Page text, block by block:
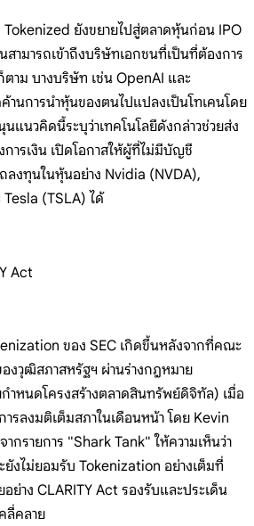
ยังขยายไปสู่ตลาดหุ้นก่อน IPO
ามารถเข้าถึงบริษัทเอกชนที่เป็นที่ต้องการ
ตาม บางบริษัท เช่น OpenAI และ
นการนำหุ้นของตนไปแปลงเป็นโทเคนโดย
นวคิดนี้ระบุว่าเทคโนโลยีดังกล่าวช่วยส่ง
การเงิน เปิดโอกาสให้ผู้ที่ไม่มีบัญชี
ลงทุนในหุ้นอย่าง Nvidia (NVDA),
(TSLA) ได้
Act
ของ SEC เกิดขึ้นหลังจากที่คณะ
องวุฒิสภาสหรัฐฯ ผ่านร่างกฎหมาย
ำหนดโครงสร้างตลาดสินทรัพย์ดิจิทัล) เมื่อ
รลงมติเต็มสภาในเดือนหน้า โดย Kevin
กรายการ "Shark Tank" ให้ความเห็นว่า
งไม่ยอมรับ Tokenization อย่างเต็มที่
ย่าง CLARITY Act รองรับและประเด็น
ลี่คลาย